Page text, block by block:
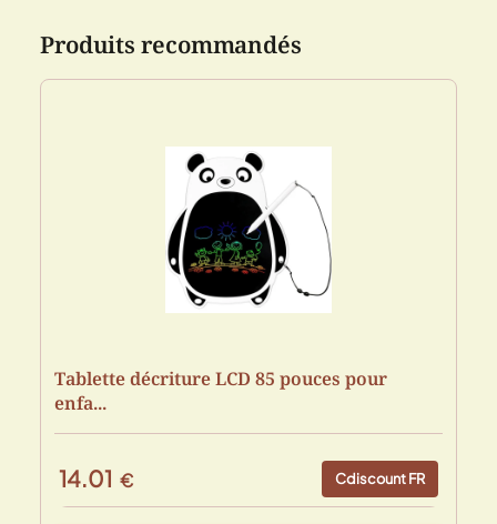
Produits recommandés
Tablette décriture LCD 85 pouces pour
enfa...
14.01 € Cdiscount FR